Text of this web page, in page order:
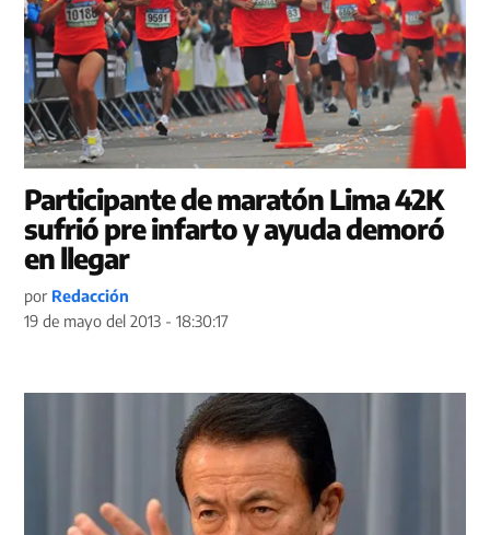
Participante de maratón Lima 42K
sufrió pre infarto y ayuda demoró
en llegar
por Redacción
19 de mayo del 2013 - 18:30:17